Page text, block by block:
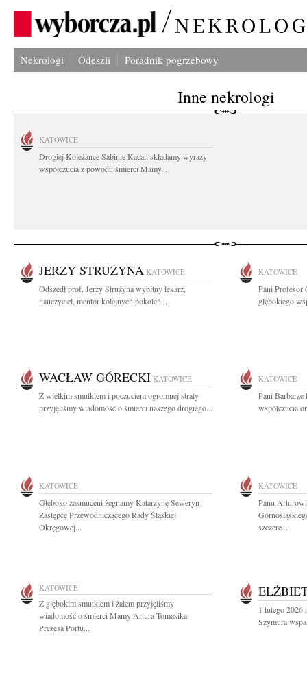
Nekrologi Odeszli Poradnik pogrzebowy
Inne nekrologi
KATOWICE
Drogiej Koleżance Sabinie Kacan składamy wyrazy
współczucia z powodu śmierci Mamy...
JERZY STRUŻYNA KATOWICE
Odszedł prof. Jerzy Strużyna wybitny lekarz,
nauczyciel, mentor kolejnych pokoleń...
KATOWICE
Pani Profesor
głębokiego
WACŁAW GÓRECKI KATOWICE
Z wielkim smutkiem i poczuciem ogromnej straty
przyjęliśmy wiadomość o śmierci naszego drogiego...
KATOWICE
Pani
współczucia
KATOWICE
Głęboko zasmuceni żegnamy Katarzynę Seweryn
Zastępcę Przewodniczącego Rady Śląskiej
Okręgowej...
KATOWICE
Panu
szczere...
KATOWICE
Z głębokim smutkiem i żalem przyjęliśmy
wiadomość o śmierci Mamy Artura Tomasika
Prezesa Portu...
1 lutego 2026
Szymura